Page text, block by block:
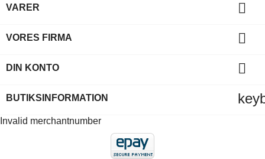
VARER 
VORES FIRMA 
DIN KONTO 
BUTIKSINFORMATION
Invalid merchantnumber